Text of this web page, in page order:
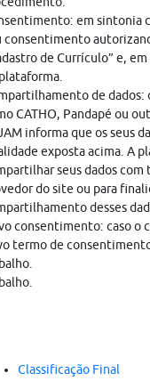
em sintonia
consentimento
de Currículo” e,
de dados:
CATHO, Pandapé ou
informa que os seus
exposta acima. A
seus dados
do site ou para
desses
consentimento: caso o
termo de
Classificação Final